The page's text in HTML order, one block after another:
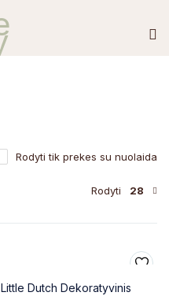
Rodyti tik prekes su nuolaida
Rodyti 28
Little Dutch Dekoratyvinis